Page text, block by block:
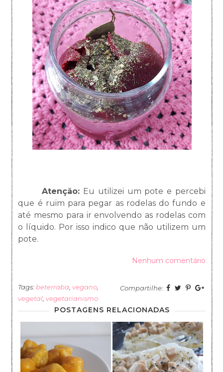
Atenção: Eu utilizei um pote e percebi
que é ruim para pegar as rodelas do fundo e
até mesmo para ir envolvendo as rodelas com
o líquido. Por isso indico que não utilizem um
pote.
Nenhum comentário
Tags: beterraba ,vegano
vegetal ,vegetarianismo
Compartilhe:
POSTAGENS RELACIONADAS